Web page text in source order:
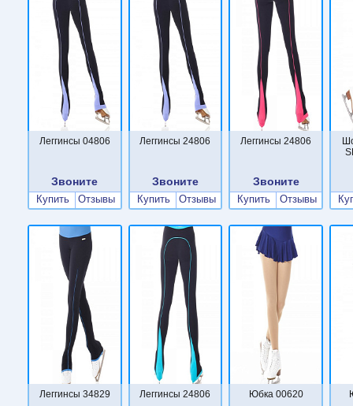
Леггинсы 04806
Звоните
Купить Отзывы
Леггинсы 24806
Звоните
Купить Отзывы
Леггинсы 24806
Звоните
Купить Отзывы
Леггинсы 34829 Леггинсы 24806 Юбка 00620